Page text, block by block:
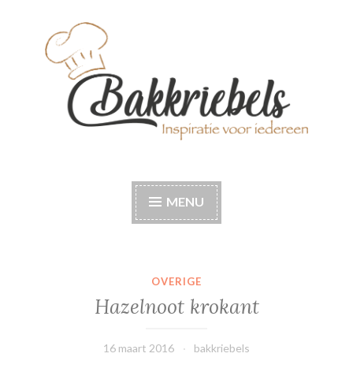
Bakkriebels
MENU
OVERIGE
Hazelnoot krokant
16 maart 2016 bakkriebels